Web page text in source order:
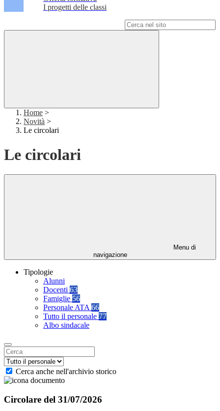
I progetti delle classi
Home >
Novità >
Le circolari
Le circolari
Menu di
navigazione
Tipologie
Alunni
Docenti 63
Famiglie 56
Personale ATA 66
Tutto il personale 77
Albo sindacale
Cerca anche nell'archivio storico
Circolare del 31/07/2026